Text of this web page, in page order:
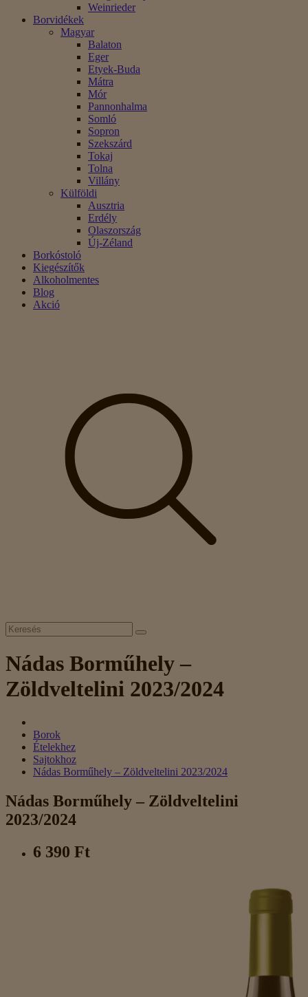
Weinrieder
Borvidékek
Magyar
Balaton
Eger
Etyek-Buda
Mátra
Mór
Pannonhalma
Somló
Sopron
Szekszárd
Tokaj
Tolna
Villány
Külföldi
Ausztria
Erdély
Olaszország
Új-Zéland
Borkóstoló
Kiegészítők
Alkoholmentes
Blog
Akció
Nádas Borműhely –
Zöldveltelini 2023/2024
Borok
Ételekhez
Sajtokhoz
Nádas Borműhely – Zöldveltelini 2023/2024
Nádas Borműhely – Zöldveltelini
2023/2024
6 390 Ft